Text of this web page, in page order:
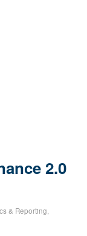
2.0
& Reporting